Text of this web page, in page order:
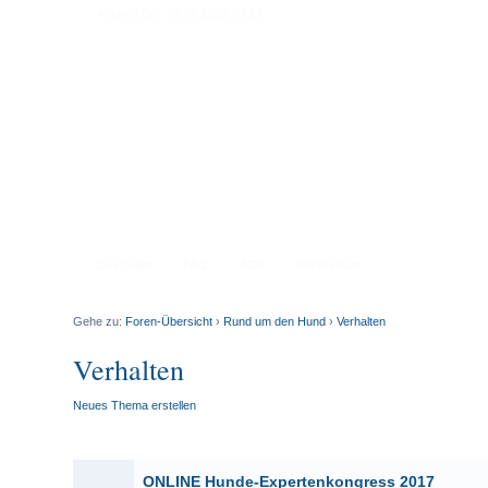
Gehe zu: Foren-Übersicht › Rund um den Hund ›Verhalten
Verhalten
Neues Thema erstellen
ONLINE Hunde-Expertenkongress 2017